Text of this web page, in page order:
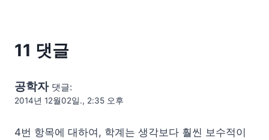
11 댓글
공학자 댓글:
2014년 12월02일., 2:35 오후
4번 항목에 대하여, 학계는 생각보다 훨씬 보수적이